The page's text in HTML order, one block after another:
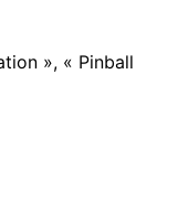
», « Pinball